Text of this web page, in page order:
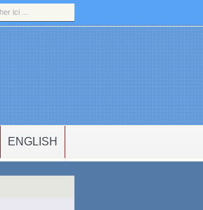
ENGLISH